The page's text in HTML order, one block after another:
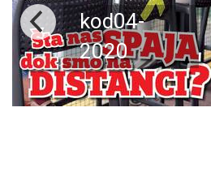
kod04-
2020